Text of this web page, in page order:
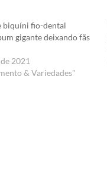
biquíni fio-dental
gigante deixando fãs
2021
& Variedades"